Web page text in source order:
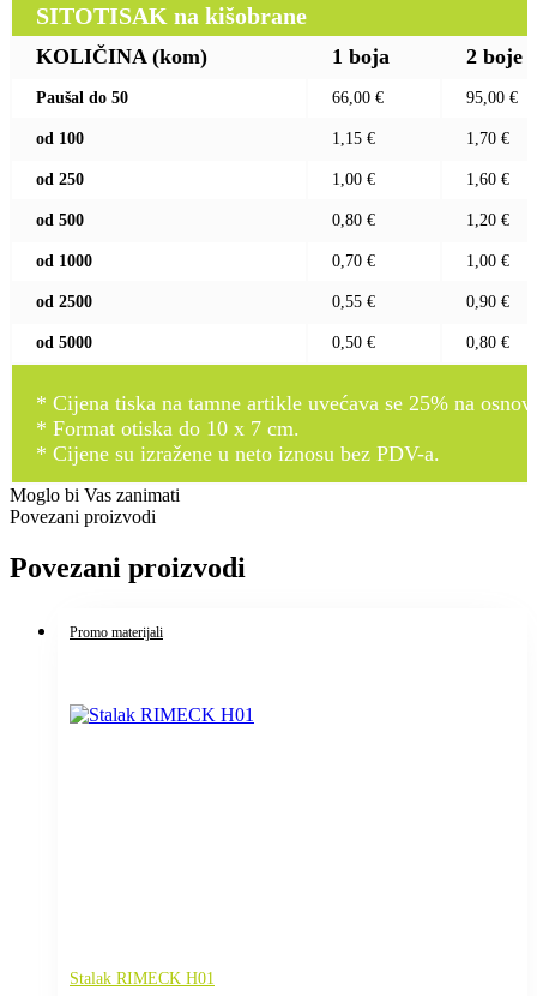
SITOTISAK na kišobrane
KOLIČINA (kom) 1 boja 2 boje
Paušal do 50 66,00 € 95,00 €
od 100 1,15 € 1,70 €
od 250 1,00 € 1,60 €
od 500 0,80 € 1,20 €
od 1000 0,70 € 1,00 €
od 2500 0,55 € 0,90 €
od 5000 0,50 € 0,80 €
* Cijena tiska na tamne artikle uvećava se 25% na
* Format otiska do 10 x 7 cm.
* Cijene su izražene u neto iznosu bez PDV-a.
Moglo bi Vas zanimati
Povezani proizvodi
Povezani proizvodi
Promo materijali
Stalak RIMECK H01